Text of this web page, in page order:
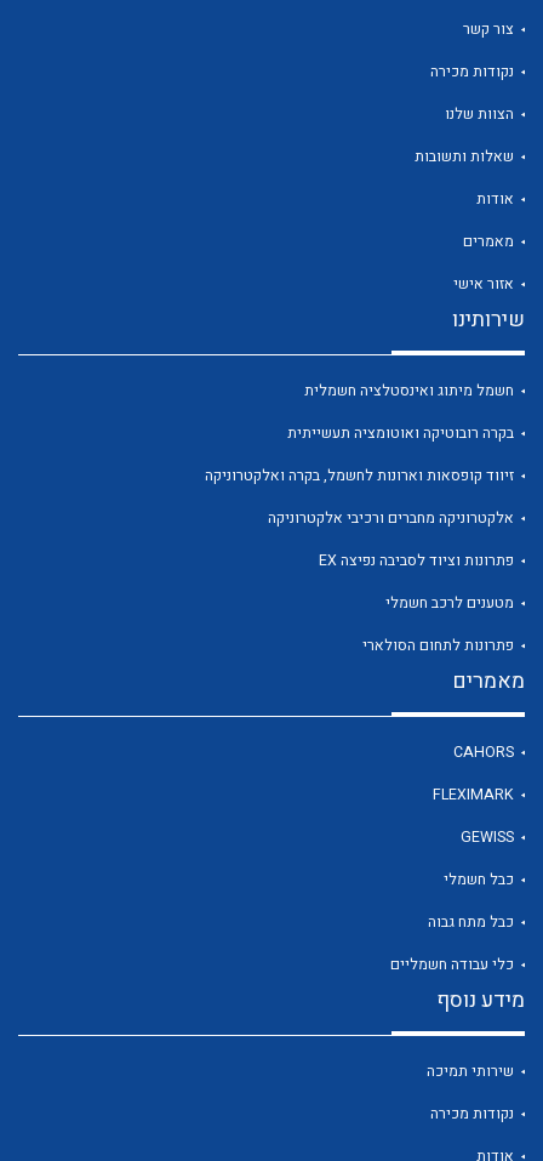
לכל מוצרי היצרן
צור קשר
נקודות מכירה
הצוות שלנו
שאלות ותשובות
אודות
מאמרים
אזור אישי
שירותינו
חשמל מיתוג ואינסטלציה חשמלית
בקרה רובוטיקה ואוטומציה תעשייתית
זיווד קופסאות וארונות לחשמל, בקרה ואלקטרוניקה
אלקטרוניקה מחברים ורכיבי אלקטרוניקה
פתרונות וציוד לסביבה נפיצה EX
מטענים לרכב חשמלי
פתרונות לתחום הסולארי
מאמרים
CAHORS
FLEXIMARK
GEWISS
כבל חשמלי
כבל מתח גבוה
כלי עבודה חשמליים
מידע נוסף
שירותי תמיכה
נקודות מכירה
אודות